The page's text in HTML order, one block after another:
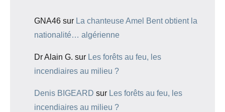
GNA46 sur La chanteuse Amel Bent obtient la
nationalité… algérienne
Dr Alain G. sur Les forêts au feu, les
incendiaires au milieu ?
Denis BIGEARD sur Les forêts au feu, les
incendiaires au milieu ?